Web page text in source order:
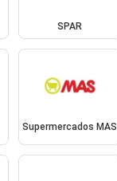
SPAR
Supermercados MAS